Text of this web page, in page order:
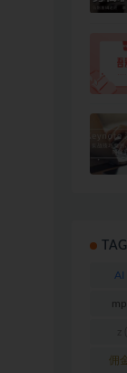
AI
mp
佣